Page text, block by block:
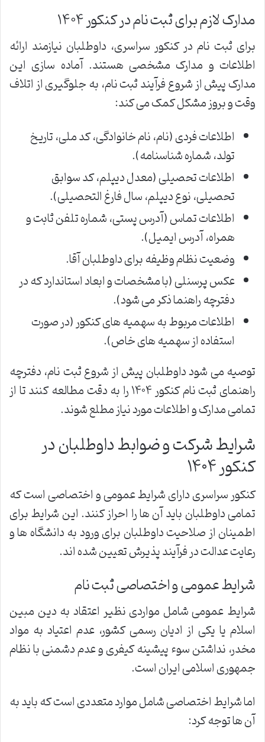
مدارک لازم برای ثبت نام در کنکور ۱۴۰۴
برای ثبت نام در کنکور سراسری، داوطلبان نیازمند ارائه
اطلاعات و مدارک مشخصی هستند. آماده سازی این
مدارک پیش از شروع فرآیند ثبت نام، به جلوگیری از اتلاف
وقت و بروز مشکل کمک می کند:
اطلاعات فردی (نام، نام خانوادگی، کد ملی، تاریخ
تولد، شماره شناسنامه).
اطلاعات تحصیلی (معدل دیپلم، کد سوابق
تحصیلی، نوع دیپلم، سال فارغ التحصیلی).
اطلاعات تماس (آدرس پستی، شماره تلفن ثابت و
همراه، آدرس ایمیل).
وضعیت نظام وظیفه برای داوطلبان آقا.
عکس پرسنلی (با مشخصات و ابعاد استاندارد که در
دفترچه راهنما ذکر می شود).
اطلاعات مربوط به سهمیه های کنکور (در صورت
استفاده از سهمیه های خاص).
توصیه می شود داوطلبان پیش از شروع ثبت نام، دفترچه
راهنمای ثبت نام کنکور ۱۴۰۴ را به دقت مطالعه کنند تا از
تمامی مدارک و اطلاعات مورد نیاز مطلع شوند.
شرایط شرکت و ضوابط داوطلبان در
کنکور ۱۴۰۴
کنکور سراسری دارای شرایط عمومی و اختصاصی است که
تمامی داوطلبان باید آن ها را احراز کنند. این شرایط برای
اطمینان از صلاحیت داوطلبان برای ورود به دانشگاه ها و
رعایت عدالت در فرآیند پذیرش تعیین شده اند.
شرایط عمومی و اختصاصی ثبت نام
شرایط عمومی شامل مواردی نظیر اعتقاد به دین مبین
اسلام یا یکی از ادیان رسمی کشور، عدم اعتیاد به مواد
مخدر، نداشتن سوء پیشینه کیفری و عدم دشمنی با نظام
جمهوری اسلامی ایران است.
اما شرایط اختصاصی شامل موارد متعددی است که باید به
آن ها توجه کرد: